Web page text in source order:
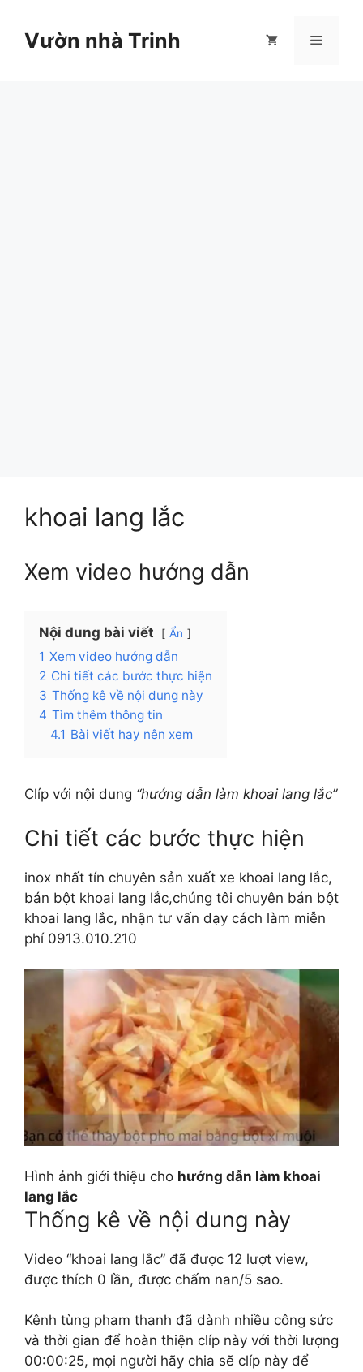
Vườn nhà Trinh Menu
khoai lang lắc
Xem video hướng dẫn
Nội dung bài viết Ẩn
1 Xem video hướng dẫn
2 Chi tiết các bước thực hiện
3 Thống kê về nội dung này
4 Tìm thêm thông tin
4.1 Bài viết hay nên xem
Clíp với nội dung “hướng dẫn làm khoai lang lắc”
Chi tiết các bước thực hiện
inox nhất tín chuyên sản xuất xe khoai lang lắc,
bán bột khoai lang lắc,chúng tôi chuyên bán bột
khoai lang lắc, nhận tư vấn dạy cách làm miễn
phí 0913.010.210
Hình ảnh giới thiệu cho hướng dẫn làm khoai
lang lắc
Thống kê về nội dung này
Video “khoai lang lắc” đã được 12 lượt view,
được thích 0 lần, được chấm nan/5 sao.
Kênh tùng pham thanh đã dành nhiều công sức
và thời gian để hoàn thiện clíp này với thời lượng
00:00:25, mọi người hãy chia sẽ clíp này để